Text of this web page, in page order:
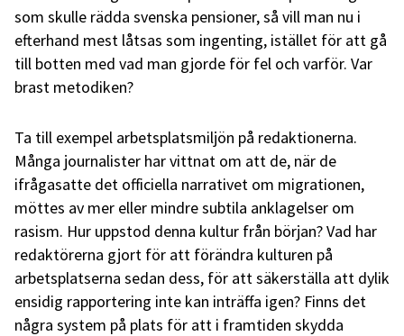
som skulle rädda svenska pensioner, så vill man nu i
efterhand mest låtsas som ingenting, istället för att gå
till botten med vad man gjorde för fel och varför. Var
brast metodiken?
Ta till exempel arbetsplatsmiljön på redaktionerna.
Många journalister har vittnat om att de, när de
ifrågasatte det officiella narrativet om migrationen,
möttes av mer eller mindre subtila anklagelser om
rasism. Hur uppstod denna kultur från början? Vad har
redaktörerna gjort för att förändra kulturen på
arbetsplatserna sedan dess, för att säkerställa att dylik
ensidig rapportering inte kan inträffa igen? Finns det
några system på plats för att i framtiden skydda